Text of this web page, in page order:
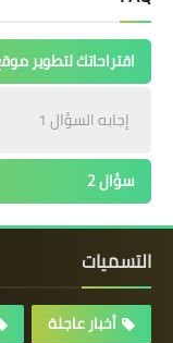
اقتراحاتك لتطوير
إجابه السؤال 1
سؤال 2
التسميات
أخبار عاجلة